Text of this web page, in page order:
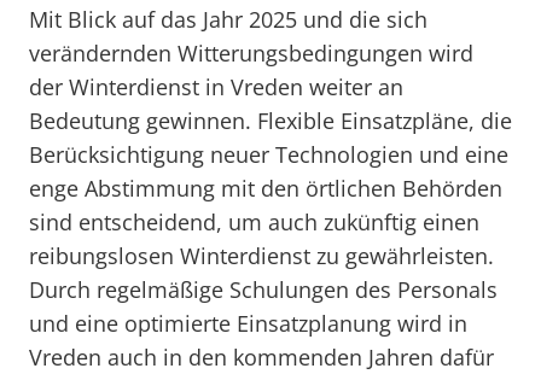
Mit Blick auf das Jahr 2025 und die sich
verändernden Witterungsbedingungen wird
der Winterdienst in Vreden weiter an
Bedeutung gewinnen. Flexible Einsatzpläne, die
Berücksichtigung neuer Technologien und eine
enge Abstimmung mit den örtlichen Behörden
sind entscheidend, um auch zukünftig einen
reibungslosen Winterdienst zu gewährleisten.
Durch regelmäßige Schulungen des Personals
und eine optimierte Einsatzplanung wird in
Vreden auch in den kommenden Jahren dafür